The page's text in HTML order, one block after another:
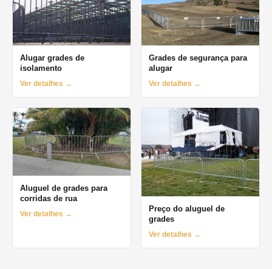
Alugar grades de
isolamento
Ver detalhes →
Grades de segurança para
alugar
Ver detalhes →
Aluguel de grades para
corridas de rua
Ver detalhes →
Preço do aluguel de
grades
Ver detalhes →